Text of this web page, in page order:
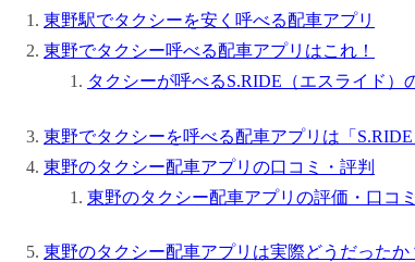
東野駅でタクシーを安く呼べる配車アプリ
東野でタクシー呼べる配車アプリはこれ！
タクシーが呼べるS.RIDE（エスライド）
東野でタクシーを呼べる配車アプリは「
東野のタクシー配車アプリの口コミ・評判
東野のタクシー配車アプリの評価・口コミ
東野のタクシー配車アプリは実際どうだったか